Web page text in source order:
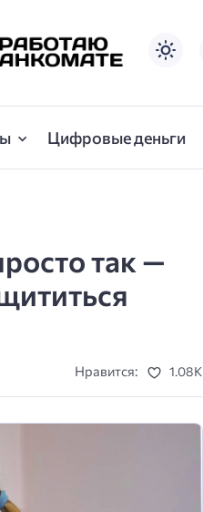
Цифровые деньги
так —
Нравится: 1.08K